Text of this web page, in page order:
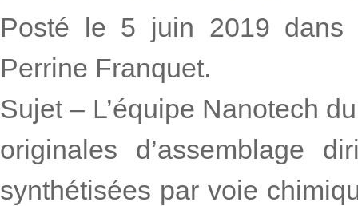
Posté le 5 juin 2019
Perrine Franquet.
Sujet – L’équipe Nanotech
originales d’assemblage
synthétisées par voie